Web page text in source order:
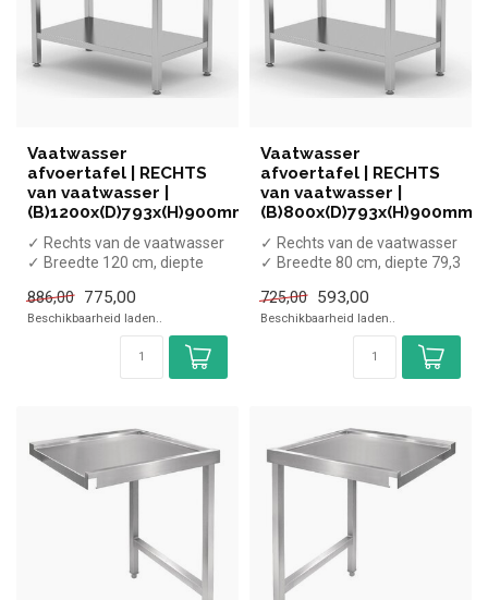
Vaatwasser
afvoertafel | RECHTS
van vaatwasser |
(B)1200x(D)793x(H)900mm
✓ Rechts van de vaatwasser
✓ Breedte 120 cm, diepte
886,00
775,00
Beschikbaarheid laden..
Vaatwasser
afvoertafel | RECHTS
van vaatwasser |
(B)800x(D)793x(H)900mm
✓ Rechts van de vaatwasser
✓ Breedte 80 cm, diepte 79,3
725,00
593,00
Beschikbaarheid laden..